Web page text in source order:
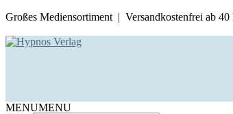
Großes Mediensortiment | Versandkostenfrei ab
MENUMENU